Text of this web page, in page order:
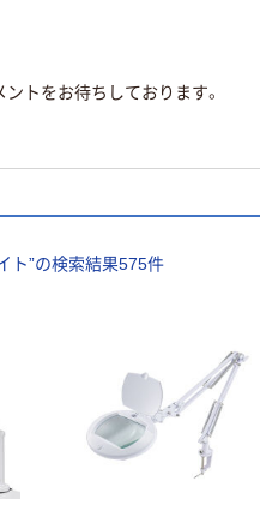
トをお待ちしております。
ト”の検索結果575件